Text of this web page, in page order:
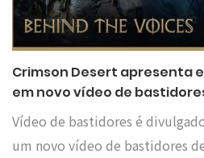
Crimson Desert apresenta
em novo vídeo de
Vídeo de bastidores é
um novo vídeo de bastidores